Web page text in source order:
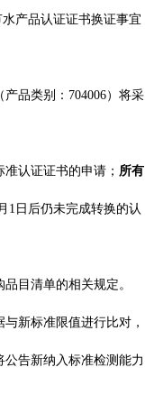
产品认证证书换证事宜
品类别：704006）将采
认证证书的申请； 所有
1日后仍未完成转换的认
目清单的相关规定。
新标准限值进行比对，
告新纳入标准检测能力